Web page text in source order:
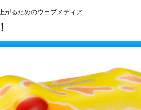
がるためのウェブメディア